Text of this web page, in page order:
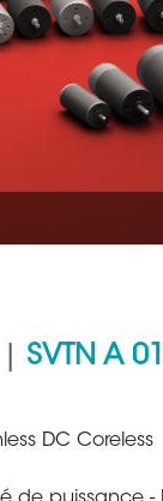
| SVTN A
DC Coreless